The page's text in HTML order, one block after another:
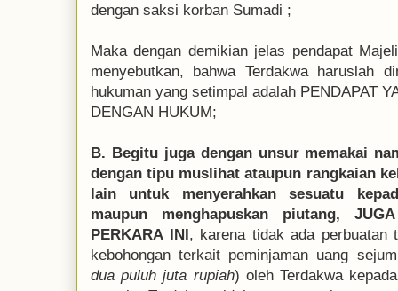
dengan saksi korban Sumadi ;
Maka dengan demikian jelas pendapat
menyebutkan, bahwa Terdakwa haruslah
hukuman yang setimpal adalah PENDAPAT
DENGAN HUKUM;
B. Begitu juga dengan unsur memakai
dengan tipu muslihat ataupun rangkaian
lain untuk menyerahkan sesuatu
maupun menghapuskan piutang,
PERKARA INI, karena tidak ada perbuatan
kebohongan terkait peminjaman uang
dua puluh juta rupiah) oleh Terdakwa